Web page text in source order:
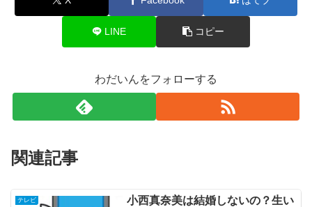
LINE コピー
わだいんをフォローする
関連記事
テレビ
小西真奈美は結婚しないの？生い